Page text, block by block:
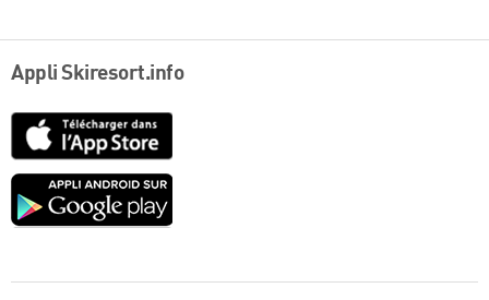
Appli Skiresort.info
Google